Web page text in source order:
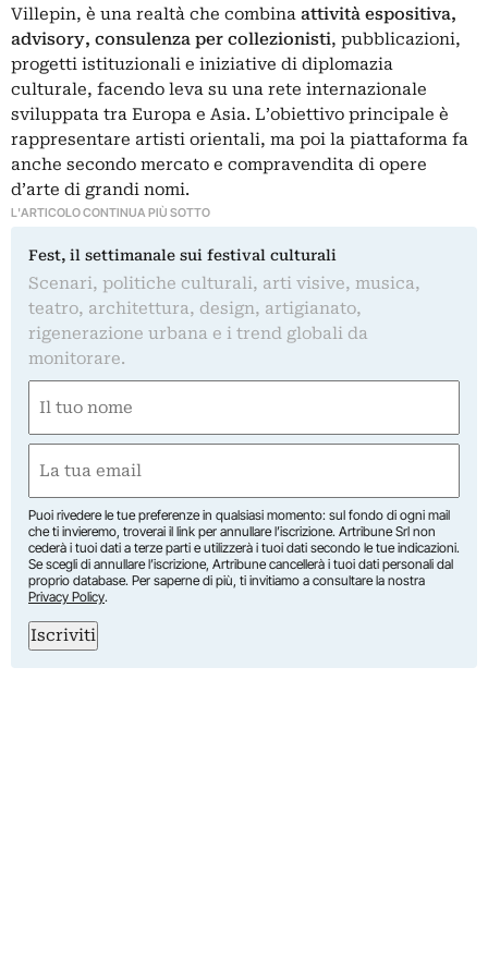
Villepin, è una realtà che combina attività espositiva,
advisory, consulenza per collezionisti, pubblicazioni,
progetti istituzionali e iniziative di diplomazia
culturale, facendo leva su una rete internazionale
sviluppata tra Europa e Asia. L’obiettivo principale è
rappresentare artisti orientali, ma poi la piattaforma fa
anche secondo mercato e compravendita di opere
d’arte di grandi nomi.
L'ARTICOLO CONTINUA PIÙ SOTTO
Fest, il settimanale sui festival culturali
Scenari, politiche culturali, arti visive, musica,
teatro, architettura, design, artigianato,
rigenerazione urbana e i trend globali da
monitorare.
(Obbligatorio)
Nome
(Obbligatorio)
Puoi rivedere le tue preferenze in qualsiasi momento: sul fondo di ogni mail
che ti invieremo, troverai il link per annullare l’iscrizione. Artribune Srl non
cederà i tuoi dati a terze parti e utilizzerà i tuoi dati secondo le tue indicazioni.
Se scegli di annullare l’iscrizione, Artribune cancellerà i tuoi dati personali dal
proprio database. Per saperne di più, ti invitiamo a consultare la nostra
Privacy Policy.
Iscriviti